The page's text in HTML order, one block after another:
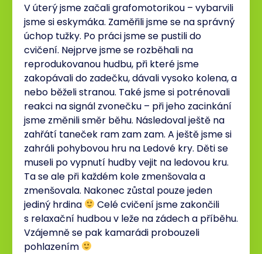
V úterý jsme začali grafomotorikou – vybarvili
jsme si eskymáka. Zaměřili jsme se na správný
úchop tužky. Po práci jsme se pustili do
cvičení. Nejprve jsme se rozběhali na
reprodukovanou hudbu, při které jsme
zakopávali do zadečku, dávali vysoko kolena, a
nebo běželi stranou. Také jsme si potrénovali
reakci na signál zvonečku – při jeho zacinkání
jsme změnili směr běhu. Následoval ještě na
zahřátí taneček ram zam zam. A ještě jsme si
zahráli pohybovou hru na Ledové kry. Děti se
museli po vypnutí hudby vejit na ledovou kru.
Ta se ale při každém kole zmenšovala a
zmenšovala. Nakonec zůstal pouze jeden
jediný hrdina
Celé cvičení jsme zakončili
s relaxační hudbou v leže na zádech a příběhu.
Vzájemně se pak kamarádi probouzeli
pohlazením